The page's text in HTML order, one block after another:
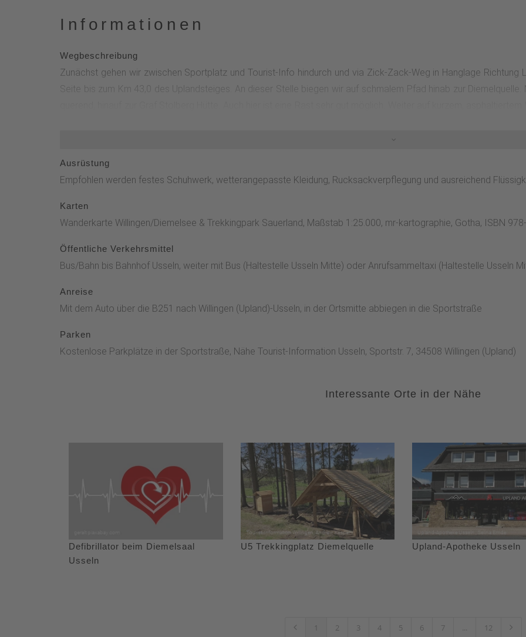
Informationen
Wegbeschreibung
Zunächst gehen wir zwischen Sportplatz und Tourist-Info hindurch und via Zick-Zack-Weg in Hanglage Richtung
Seite bis zum Km 43,0 des Uplandsteiges. An dieser Stelle biegen wir auf schmalem Pfad hinab zur
Kreuzung, dort rechts ab Richtung Hoher Pön.Nur 150 m weiter und wir müssen uns entscheiden, denn hier
Ausrüstung
Empfohlen werden festes Schuhwerk, wetterangepasste Kleidung, Rucksackverpflegung und ausreichend
Karten
Wanderkarte Willingen/Diemelsee & Trekkingpark Sauerland, Maßstab 1:25.000, mr-kartographie, Gotha, ISBN
Öffentliche Verkehrsmittel
Bus/Bahn bis Bahnhof Usseln, weiter mit Bus (Haltestelle Usseln Mitte) oder Anrufsammeltaxi (Haltestelle Usseln
Anreise
Mit dem Auto über die B251 nach Willingen (Upland)-Usseln, in der Ortsmitte abbiegen in die Sportstraße
Parken
Kostenlose Parkplätze in der Sportstraße, Nähe Tourist-Information Usseln, Sportstr. 7, 34508 Willingen (Upland)
Interessante Orte in der Nähe
Defibrillator beim Diemelsaal
Usseln
U5 Trekkingplatz Diemelquelle Upland-Apotheke Usseln
1 2 3 4 5 6 7 ... 12